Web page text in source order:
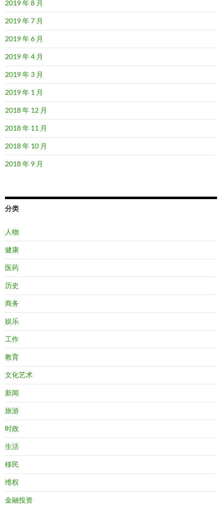
2019 年 8 月
2019 年 7 月
2019 年 6 月
2019 年 4 月
2019 年 3 月
2019 年 1 月
2018 年 12 月
2018 年 11 月
2018 年 10 月
2018 年 9 月
分类
人物
健康
医药
历史
商务
娱乐
工作
教育
文化艺术
新闻
旅游
时政
生活
移民
维权
金融投资